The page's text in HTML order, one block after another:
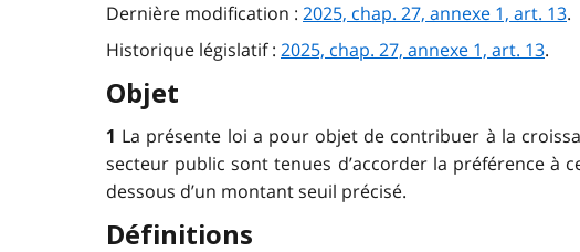
Dernière modification : 2025, chap. 27, annexe 1, art. 13.
Historique législatif : 2025, chap. 27, annexe 1, art. 13.
Objet
1 La présente loi a pour objet de contribuer à la
secteur public sont tenues d’accorder la préférence à
dessous d’un montant seuil précisé.
Définitions